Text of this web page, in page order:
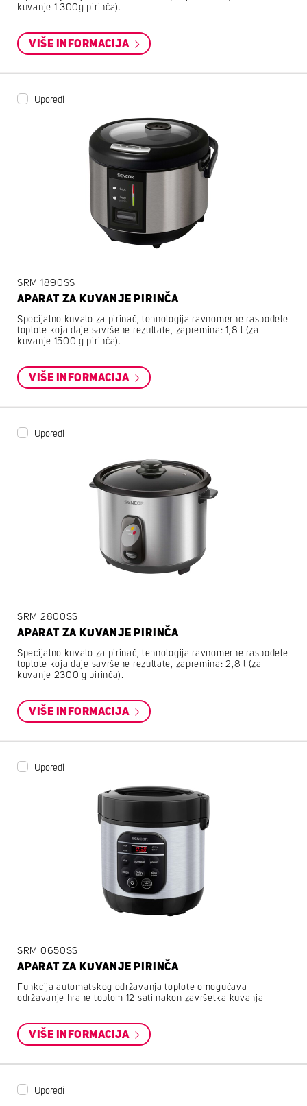
kuvanje 1 300g pirinča).
VIŠE INFORMACIJA
Uporedi
SRM 1890SS
APARAT ZA KUVANJE PIRINČA
Specijalno kuvalo za pirinač, tehnologija ravnomerne raspodele
toplote koja daje savršene rezultate, zapremina: 1,8 l (za
kuvanje 1500 g pirinča).
VIŠE INFORMACIJA
Uporedi
SRM 2800SS
APARAT ZA KUVANJE PIRINČA
Specijalno kuvalo za pirinač, tehnologija ravnomerne raspodele
toplote koja daje savršene rezultate, zapremina: 2,8 l (za
kuvanje 2300 g pirinča).
VIŠE INFORMACIJA
Uporedi
SRM 0650SS
APARAT ZA KUVANJE PIRINČA
Funkcija automatskog održavanja toplote omogućava
održavanje hrane toplom 12 sati nakon završetka kuvanja
VIŠE INFORMACIJA
Uporedi